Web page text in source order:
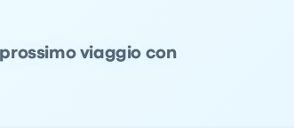
viaggio con